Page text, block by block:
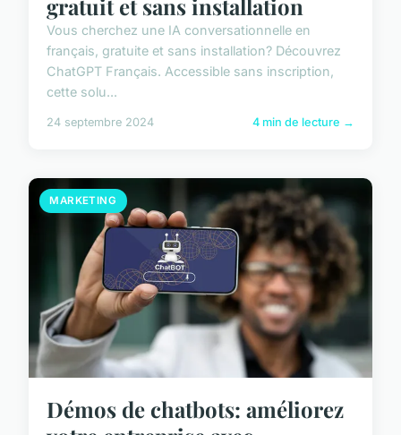
gratuit et sans installation
Vous cherchez une IA conversationnelle en
français, gratuite et sans installation? Découvrez
ChatGPT Français. Accessible sans inscription,
cette solu...
24 septembre 2024 4 min de lecture →
MARKETING
Démos de chatbots: améliorez